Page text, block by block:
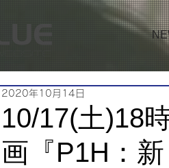
10/17(土)18
画『P1H：
2020年10月14日